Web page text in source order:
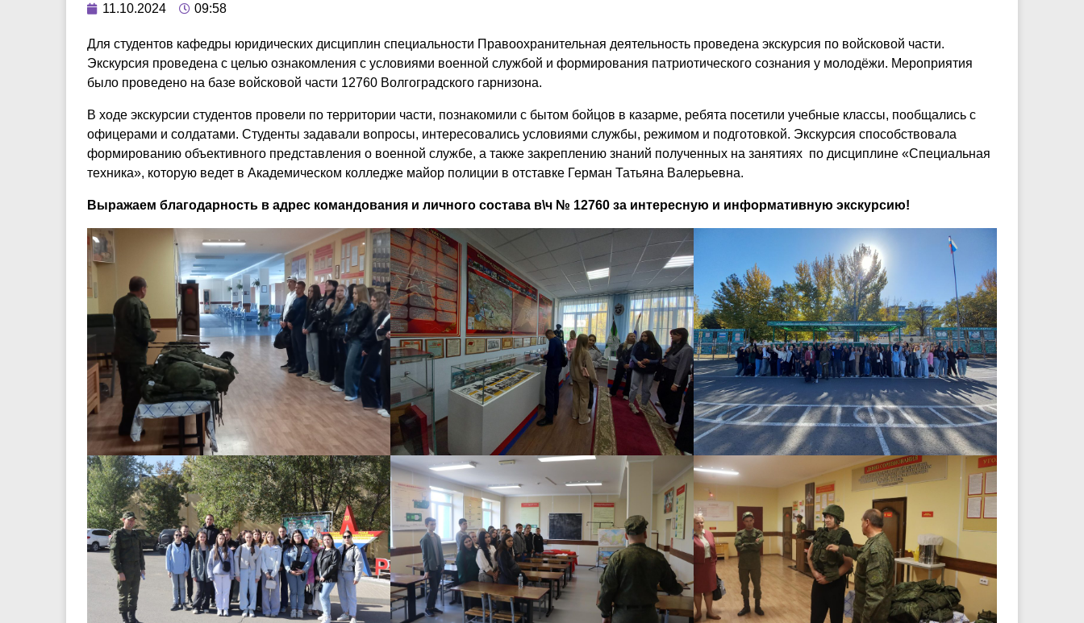
11.10.2024 09:58
Для студентов кафедры юридических дисциплин специальности Правоохранительная деятельность проведена экскурсия по войсковой части.
Экскурсия проведена с целью ознакомления с условиями военной службой и формирования патриотического сознания у молодёжи. Мероприятия
было проведено на базе войсковой части 12760 Волгоградского гарнизона.
В ходе экскурсии студентов провели по территории части, познакомили с бытом бойцов в казарме, ребята посетили учебные классы, пообщались с
офицерами и солдатами. Студенты задавали вопросы, интересовались условиями службы, режимом и подготовкой. Экскурсия способствовала
формированию объективного представления о военной службе, а также закреплению знаний полученных на занятиях по дисциплине «Специальная
техника», которую ведет в Академическом колледже майор полиции в отставке Герман Татьяна Валерьевна.
Выражаем благодарность в адрес командования и личного состава в\ч № 12760 за интересную и информативную экскурсию!